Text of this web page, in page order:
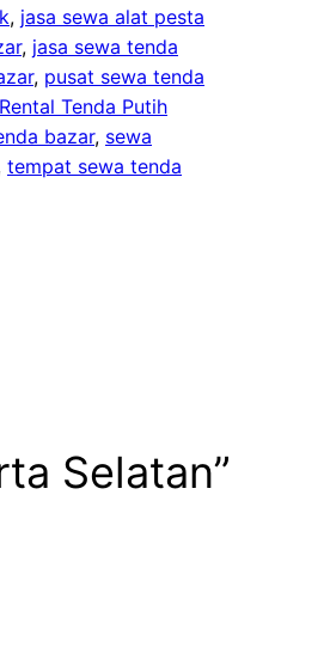
, jasa sewa alat pesta
, jasa sewa tenda
, pusat sewa tenda
Rental Tenda Putih
bazar, sewa
tempat sewa tenda
Selatan”